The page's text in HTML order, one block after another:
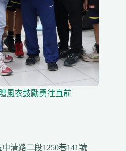
風衣鼓勵勇往直前
清路二段1250巷141號